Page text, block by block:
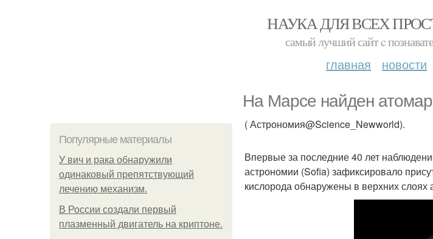
НАУКА ДЛЯ ВСЕХ
самый лучший сайт c
главная новости
На Марсе найден
Популярные материалы
У вич и рака обнаружили
одинаковый препятствующий
лечению механизм.
В России создали первый
плазменный двигатель на криптоне.
( Астрономия@Science_Newworld).
Впервые за последние 40 лет
астрономии (Sofia) зафиксировало
кислорода обнаружены в верхних